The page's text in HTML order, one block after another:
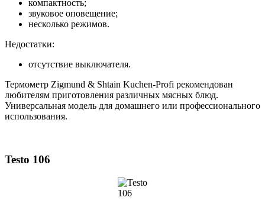
компактность;
звуковое оповещение;
несколько режимов.
Недостатки:
отсутствие выключателя.
Термометр Zigmund & Shtain Kuchen-Profi рекомендован
любителям приготовления различных мясных блюд.
Универсальная модель для домашнего или профессионального
использования.
Testo 106